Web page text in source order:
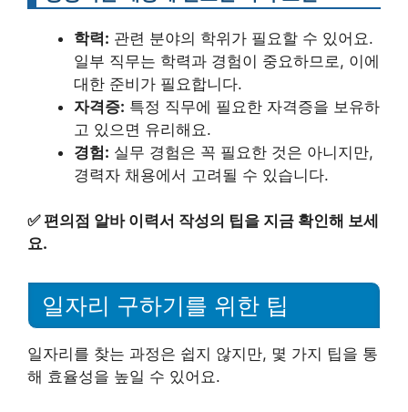
학력: 관련 분야의 학위가 필요할 수 있어요.
일부 직무는 학력과 경험이 중요하므로, 이에
대한 준비가 필요합니다.
자격증: 특정 직무에 필요한 자격증을 보유하
고 있으면 유리해요.
경험: 실무 경험은 꼭 필요한 것은 아니지만,
경력자 채용에서 고려될 수 있습니다.
✅ 편의점 알바 이력서 작성의 팁을 지금 확인해 보세
요.
일자리 구하기를 위한 팁
일자리를 찾는 과정은 쉽지 않지만, 몇 가지 팁을 통
해 효율성을 높일 수 있어요.